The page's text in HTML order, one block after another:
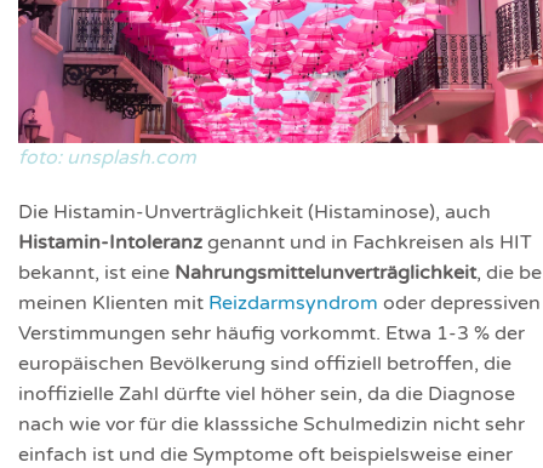
foto: unsplash.com
Die Histamin-Unverträglichkeit (Histaminose), auch
Histamin-Intoleranz genannt und in Fachkreisen als HIT
bekannt, ist eine Nahrungsmittelunverträglichkeit, die
meinen Klienten mit Reizdarmsyndrom oder depressiven
Verstimmungen sehr häufig vorkommt. Etwa 1-3 % der
europäischen Bevölkerung sind offiziell betroffen, die
inoffizielle Zahl dürfte viel höher sein, da die Diagnose
nach wie vor für die klasssiche Schulmedizin nicht sehr
einfach ist und die Symptome oft beispielsweise einer